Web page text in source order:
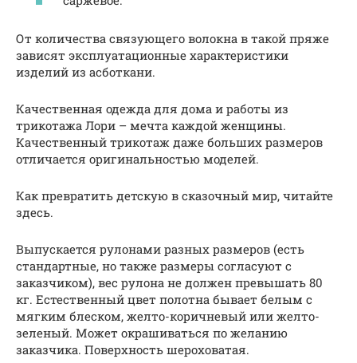
От количества связующего волокна в такой пряже
зависят эксплуатационные характеристики
изделий из асботкани.
Качественная одежда для дома и работы из
трикотажа Лори – мечта каждой женщины.
Качественный трикотаж даже больших размеров
отличается оригинальностью моделей.
Как превратить детскую в сказочный мир, читайте
здесь.
Выпускается рулонами разных размеров (есть
стандартные, но также размеры согласуют с
заказчиком), вес рулона не должен превышать 80
кг. Естественный цвет полотна бывает белым с
мягким блеском, желто-коричневый или желто-
зеленый. Может окрашиваться по желанию
заказчика. Поверхность шероховатая.